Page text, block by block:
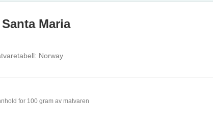
Maria
Norway
for 100 gram av matvaren